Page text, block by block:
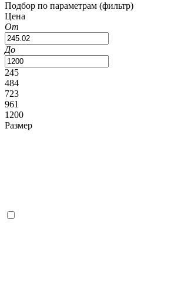
Подбор по параметрам (фильтр)
Цена
От
До
245
484
723
961
1200
Размер